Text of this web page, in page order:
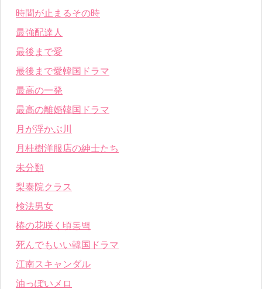
時間が止まるその時
最強配達人
最後まで愛
最後まで愛韓国ドラマ
最高の一発
最高の離婚韓国ドラマ
月が浮かぶ川
月桂樹洋服店の紳士たち
未分類
梨泰院クラス
検法男女
椿の花咲く頃동백
死んでもいい韓国ドラマ
江南スキャンダル
油っぽいメロ